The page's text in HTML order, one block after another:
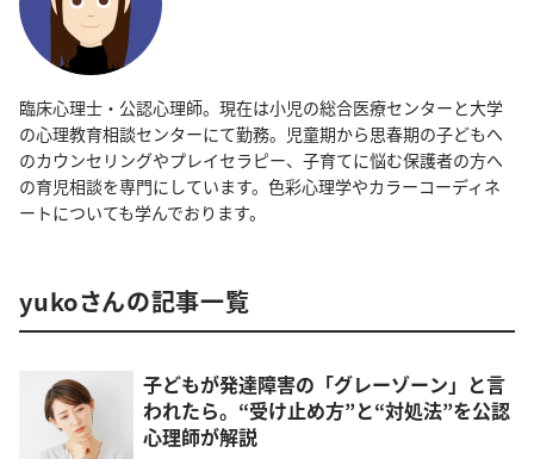
臨床心理士・公認心理師。現在は小児の総合医療センターと大学
の心理教育相談センターにて勤務。児童期から思春期の子どもへ
のカウンセリングやプレイセラピー、子育てに悩む保護者の方へ
の育児相談を専門にしています。色彩心理学やカラーコーディネ
ートについても学んでおります。
yukoさんの記事一覧
子どもが発達障害の「グレーゾーン」と言
われたら。“受け止め方”と“対処法”を公認
心理師が解説